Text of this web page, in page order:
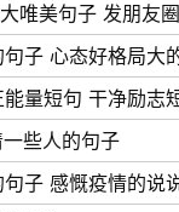
唯美句子 发朋友
子 心态好格局大
量短句 干净励志
些人的句子
子 感慨疫情的说